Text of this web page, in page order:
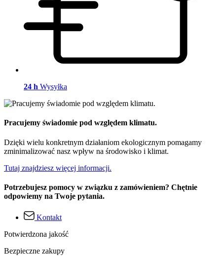
24 h Wysyłka
Pracujemy świadomie pod względem klimatu.
Dzięki wielu konkretnym działaniom ekologicznym pomagamy
zminimalizować nasz wpływ na środowisko i klimat.
Tutaj znajdziesz więcej informacji.
Potrzebujesz pomocy w związku z zamówieniem? Chętnie
odpowiemy na Twoje pytania.
Kontakt
Potwierdzona jakość
Bezpieczne zakupy